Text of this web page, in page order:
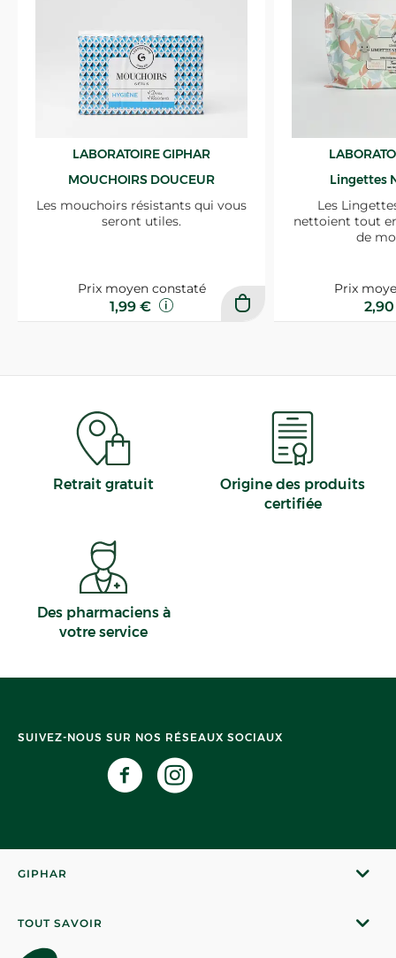
LABORATOIRE GIPHAR
MOUCHOIRS DOUCEUR
Les mouchoirs résistants qui vous
seront utiles.
Prix moyen constaté
1,99 €
Lingettes
Les
nettoient tout
de
Prix
Retrait gratuit
Origine des produits
certifiée
Des pharmaciens à
votre service
SUIVEZ-NOUS SUR NOS RÉSEAUX SOCIAUX
GIPHAR
TOUT SAVOIR